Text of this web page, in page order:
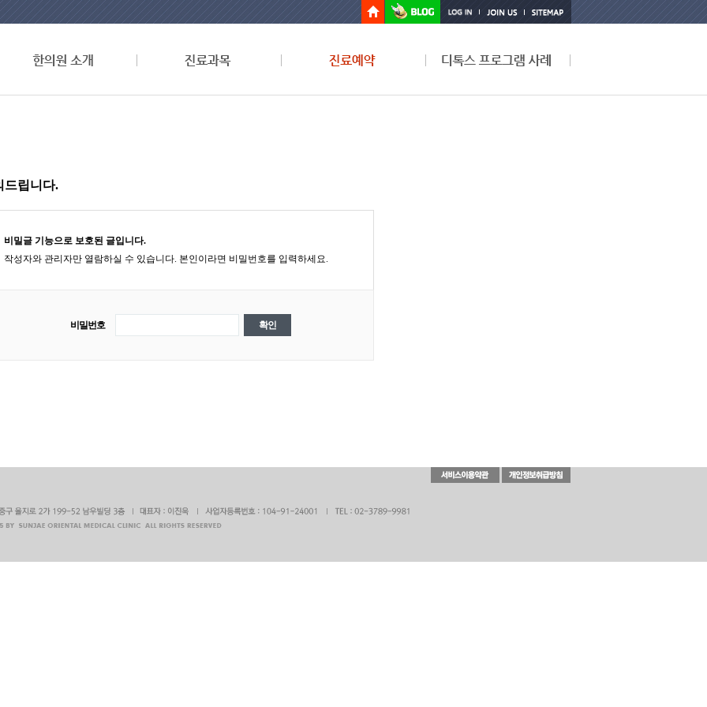
드립니다.
비밀글 기능으로 보호된 글입니다.
작성자와 관리자만 열람하실 수 있습니다. 본인이라면 비밀번호를 입력하세요.
비밀번호